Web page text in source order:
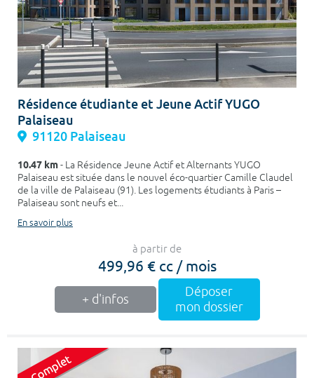
Résidence étudiante et Jeune Actif YUGO
Palaiseau
91120 Palaiseau
10.47 km- La Résidence Jeune Actif et Alternants YUGO
Palaiseau est située dans le nouvel éco-quartier Camille Claudel
de la ville de Palaiseau (91). Les logements étudiants à Paris –
Palaiseau sont neufs et...
En savoir plus
à partir de
499,96 € cc / mois
+ d'infos
Déposer
mon dossier